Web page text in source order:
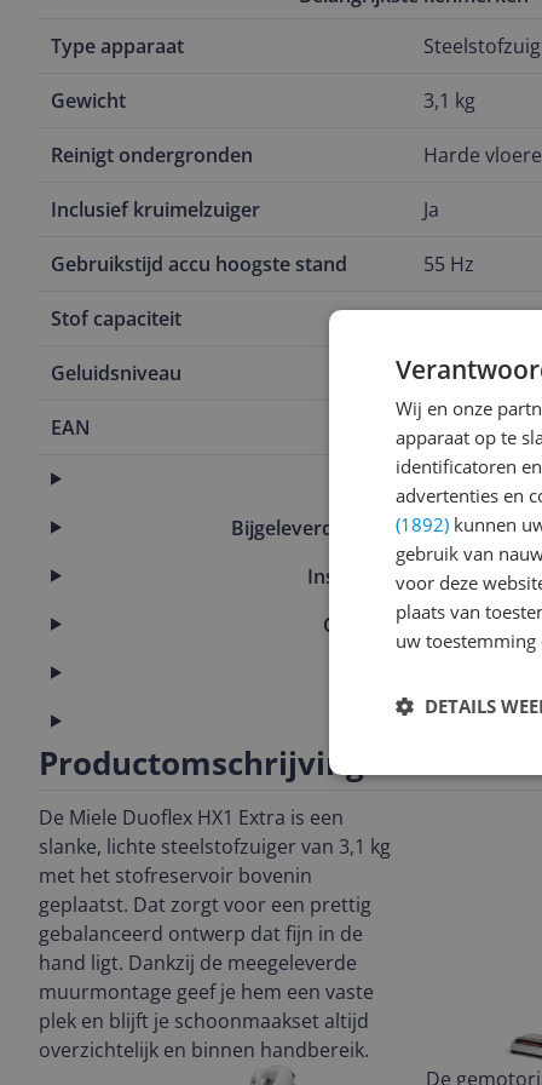
Type apparaat
Gewicht 3,1 kg
Reinigt ondergronden Harde
Inclusief kruimelzuiger Ja
Gebruikstijd accu hoogste stand 55 Hz
Stof capaciteit 30 cl
Geluidsniveau 79 Hz
EAN
Algemeen
Bijgeleverde accessoires en
Instellingen en functies
Overige kenmerken
Technisch
Productomschrijving
De Miele Duoflex HX1 Extra is een
slanke, lichte steelstofzuiger van 3,1 kg
met het stofreservoir bovenin
geplaatst. Dat zorgt voor een prettig
gebalanceerd ontwerp dat fijn in de
hand ligt. Dankzij de meegeleverde
muurmontage geef je hem een vaste
plek en blijft je schoonmaakset altijd
overzichtelijk en binnen handbereik.
De
Wij en onze
apparaat op te
identificatoren
advertenties en
(1892) kunnen
gebruik van
voor deze
plaats van
uw
DETAILS